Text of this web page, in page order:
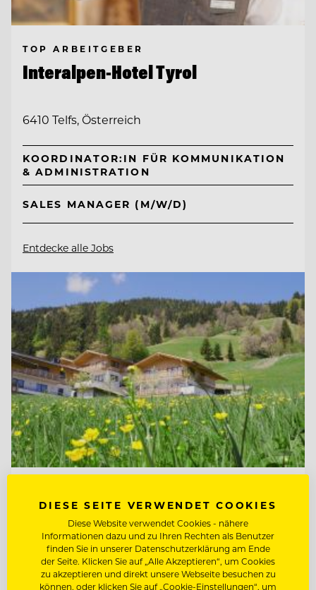
TOP ARBEITGEBER
Interalpen-Hotel Tyrol
6410 Telfs, Österreich
KOORDINATOR:IN FÜR KOMMUNIKATION
& ADMINISTRATION
SALES MANAGER (M/W/D)
Entdecke alle Jobs
Mount Med Resort
6311 Wildschönau-Oberau, Österreich
DIESE SEITE VERWENDET COOKIES
Diese Website verwendet Cookies - nähere
Informationen dazu und zu Ihren Rechten als Benutzer
finden Sie in unserer Datenschutzerklärung am Ende
der Seite. Klicken Sie auf „Alle Akzeptieren“, um Cookies
zu akzeptieren und direkt unsere Webseite besuchen zu
können, oder klicken Sie auf „Cookie-Einstellungen“, um